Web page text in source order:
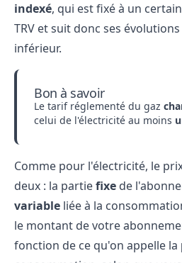
indexé, qui est fixé à un
TRV et suit donc ses
inférieur.
Bon à savoir
Le tarif réglementé du gaz
celui de l'électricité au moins
Comme pour l'électricité, le
deux : la partiefixe de
variable liée à la
le montant de votre
fonction de ce qu'on appelle la